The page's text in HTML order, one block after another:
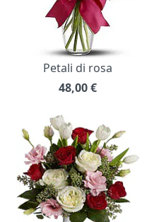
Petali di rosa
48,00€